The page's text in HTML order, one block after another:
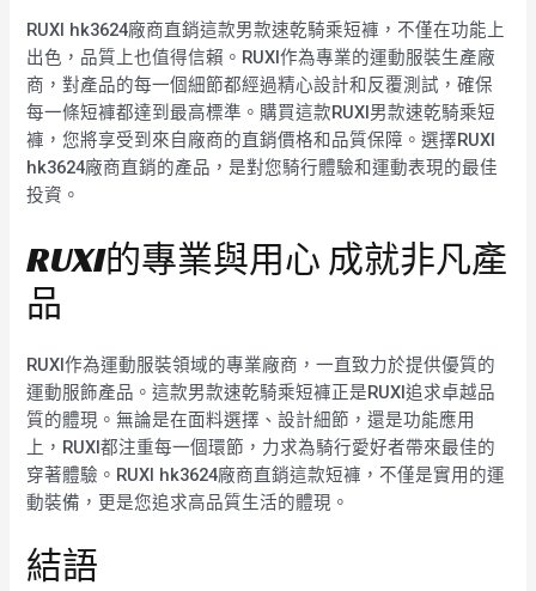
RUXI hk3624廠商直銷這款男款速乾騎乘短褲，不僅在功能上
出色，品質上也值得信賴。RUXI作為專業的運動服裝生產廠
商，對產品的每一個細節都經過精心設計和反覆測試，確保
每一條短褲都達到最高標準。購買這款RUXI男款速乾騎乘短
褲，您將享受到來自廠商的直銷價格和品質保障。選擇RUXI
hk3624廠商直銷的產品，是對您騎行體驗和運動表現的最佳
投資。
RUXI的專業與用心 成就非凡產
品
RUXI作為運動服裝領域的專業廠商，一直致力於提供優質的
運動服飾產品。這款男款速乾騎乘短褲正是RUXI追求卓越品
質的體現。無論是在面料選擇、設計細節，還是功能應用
上，RUXI都注重每一個環節，力求為騎行愛好者帶來最佳的
穿著體驗。RUXI hk3624廠商直銷這款短褲，不僅是實用的運
動裝備，更是您追求高品質生活的體現。
結語